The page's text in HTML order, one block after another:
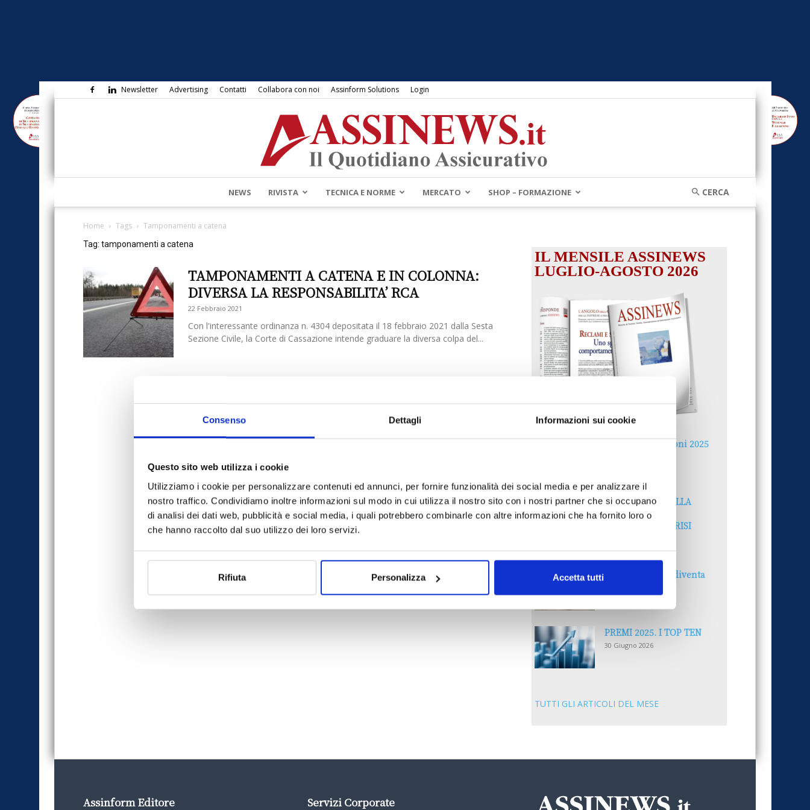
Consenso Dettagli Informazioni sui cookie
Questo sito web utilizza i cookie
Utilizziamo i cookie per personalizzare contenuti ed annunci, per fornire funzionalità dei social media e per analizzare il
nostro traffico. Condividiamo inoltre informazioni sul modo in cui utilizza il nostro sito con i nostri partner che si occupano
di analisi dei dati web, pubblicità e social media, i quali potrebbero combinarle con altre informazioni che ha fornito loro o
che hanno raccolto dal suo utilizzo dei loro servizi.
Rifiuta Personalizza Accetta tutti
Newsletter Advertising Contatti Collabora con noi Assinform Solutions Login
Assinews.it
NEWS RIVISTA TECNICA E NORME MERCATO SHOP – FORMAZIONE
Home Tags Tamponamenti a catena
Tag: tamponamenti a catena
TAMPONAMENTI A CATENA E IN COLONNA:
DIVERSA LA RESPONSABILITA’ RCA
22 Febbraio 2021
Con l'interessante ordinanza n. 4304 depositata il 18 febbraio 2021 dalla Sesta
Sezione Civile, la Corte di Cassazione intende graduare la diversa colpa del...
IL MENSILE ASSINEWS
LUGLIO-AGOSTO 2026
Reclami e sanzioni 2025
LA GESTIONE DELLA
REPUTAZIONE.
RECENSIONI E CRISI
30 Giugno 2026
Il “Modulo CAI” diventa
PREMI 2025. I TOP TEN
30 Giugno 2026
TUTTI GLI ARTICOLI DEL MESE
Assinform Editore Servizi Corporate